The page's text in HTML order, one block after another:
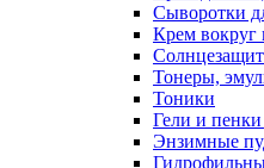
Сыворотки
Крем вокруг
Тонеры,
Тоники
Гели и
Энзимные